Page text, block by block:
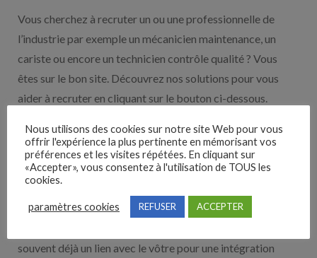
Vous cherchez à recruter un ou une professionnelle de
l’industrie par exemple un mécanicien maintenance, un
cariste ou encore un technicien contrôle qualité ? Vous
êtes sur le bon site. Découvrez nos solutions pour vous
aider à recruter en cliquant sur le bouton ci-dessous.
Nos solutions entreprises
Découvrez nos partenaires ! Moteurs de recherches,
multidiffuseurs, sites payant… nombreux sont nos
souvent déjà un lien avec le vôtre pour une intégration
Nous utilisons des cookies sur notre site Web pour vous
offrir l'expérience la plus pertinente en mémorisant vos
préférences et les visites répétées. En cliquant sur
«Accepter», vous consentez à l'utilisation de TOUS les
cookies.
paramètres cookies REFUSER ACCEPTER